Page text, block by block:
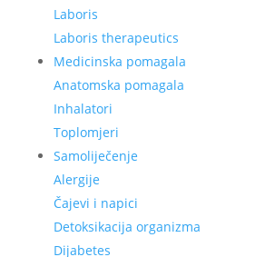
Laboris
Laboris therapeutics
Medicinska pomagala
Anatomska pomagala
Inhalatori
Toplomjeri
Samoliječenje
Alergije
Čajevi i napici
Detoksikacija organizma
Dijabetes